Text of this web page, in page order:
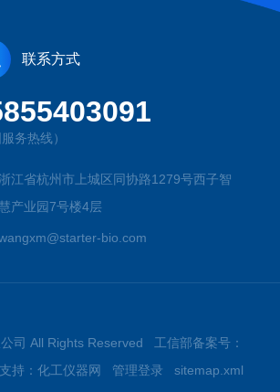
联系方式
服务热线）
江省杭州市上城区同协路1279号西子智
产业园7号楼4层
bio.com
司 All Rights Reserved 工信部备案号：
持： 化工仪器网 管理登录 sitemap.xml